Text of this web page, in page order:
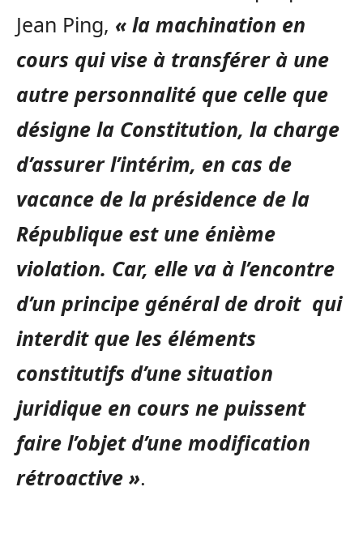
Jean Ping, « la machination en
cours qui vise à transférer à une
autre personnalité que celle que
désigne la Constitution, la charge
d’assurer l’intérim, en cas de
vacance de la présidence de la
République est une énième
violation. Car, elle va à l’encontre
d’un principe général de droit qui
interdit que les éléments
constitutifs d’une situation
juridique en cours ne puissent
faire l’objet d’une modification
rétroactive ».